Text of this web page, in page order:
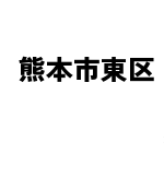
熊本市東